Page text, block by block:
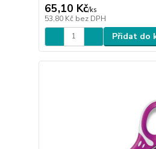
65,10 Kč/ks
53,80 Kč bez DPH
Přidat do